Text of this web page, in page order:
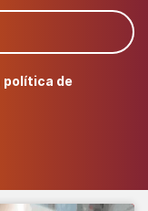
política de